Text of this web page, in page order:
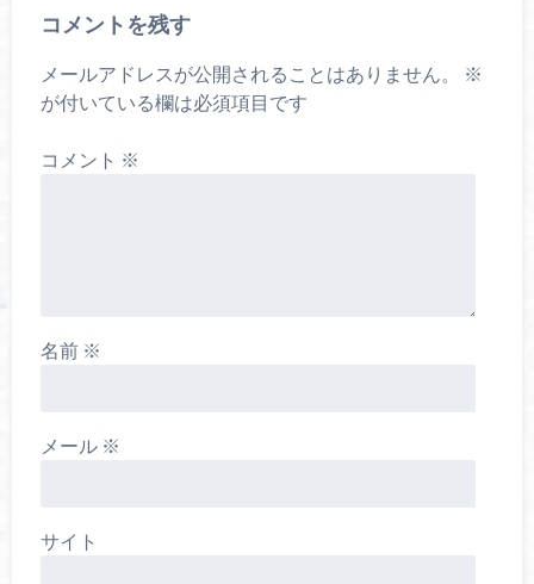
コメントを残す
メールアドレスが公開されることはありません。
※
が付いている欄は必須項目です
コメント ※
名前 ※
メール ※
サイト